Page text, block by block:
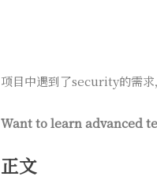
项目中遇到了security的需求
Want to learn advanced
正文